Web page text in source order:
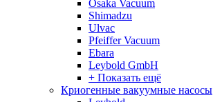
Osaka Vacuum
Shimadzu
Ulvac
Pfeiffer Vacuum
Ebara
Leybold GmbH
+ Показать ещё
Криогенные вакуумные насосы